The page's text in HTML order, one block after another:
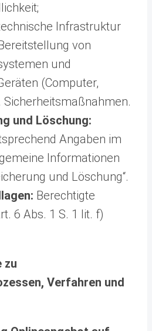
Infrastruktur
von
und
(Computer,
Sicherheitsmaßnahmen.
und Löschung:
Angaben im
Informationen
und Löschung“.
Berechtigte
6 Abs. 1 S. 1 lit. f)
zu
Verfahren und